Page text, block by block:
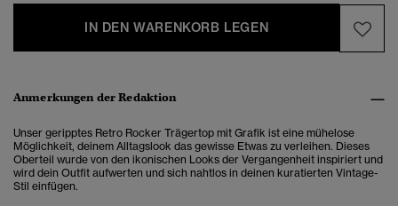
IN DEN WARENKORB LEGEN
Anmerkungen der Redaktion
Unser geripptes Retro Rocker Trägertop mit Grafik ist eine mühelose
Möglichkeit, deinem Alltagslook das gewisse Etwas zu verleihen. Dieses
Oberteil wurde von den ikonischen Looks der Vergangenheit inspiriert und
wird dein Outfit aufwerten und sich nahtlos in deinen kuratierten Vintage-
Stil einfügen.